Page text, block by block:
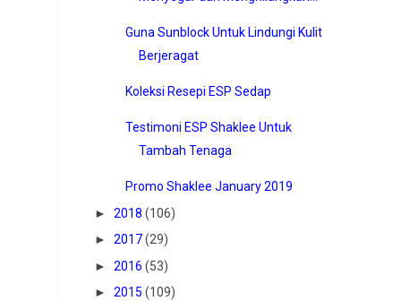
Guna Sunblock Untuk Lindungi Kulit
Berjeragat
Koleksi Resepi ESP Sedap
Testimoni ESP Shaklee Untuk
Tambah Tenaga
Promo Shaklee January 2019
► 2018 (106)
► 2017(29)
► 2016 (53)
► 2015 (109)